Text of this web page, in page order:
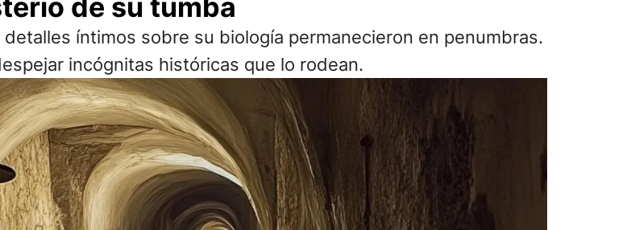
de su tumba
íntimos sobre su biología permanecieron en penumbras.
incógnitas históricas que lo rodean.